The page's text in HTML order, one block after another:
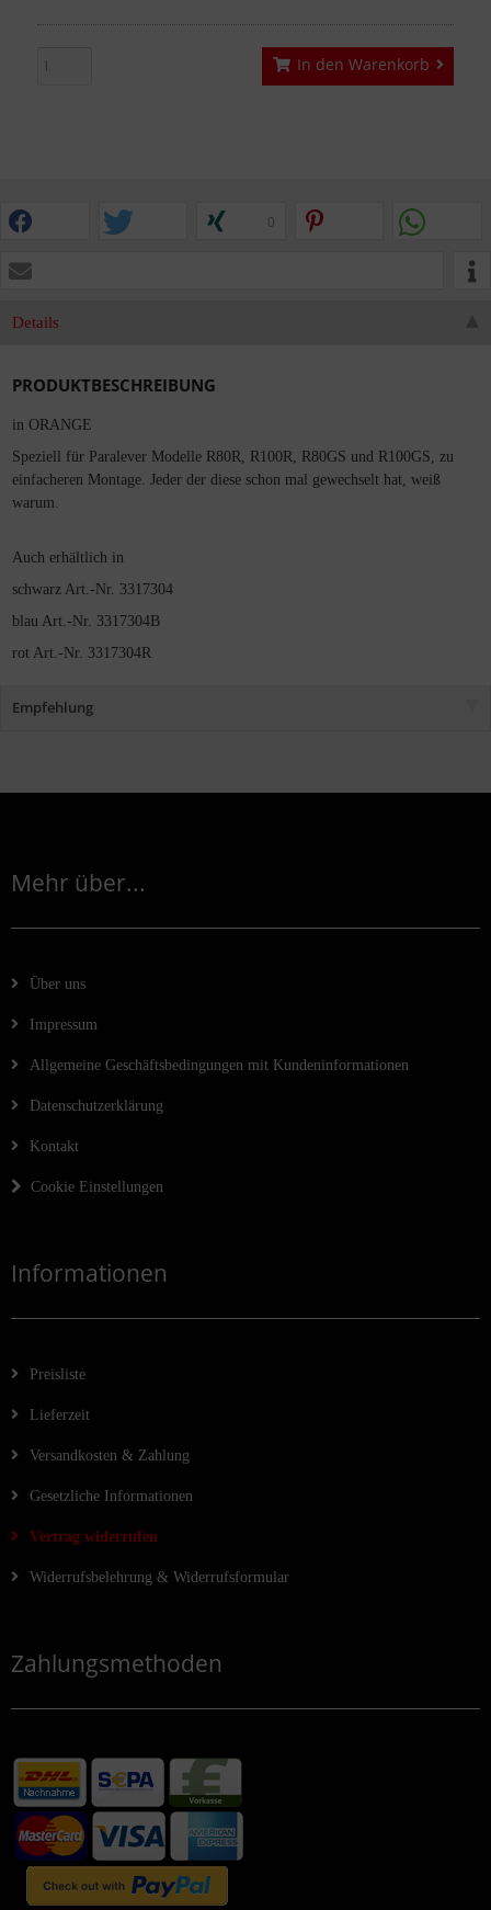
In den Warenkorb
0
Details
PRODUKTBESCHREIBUNG
in ORANGE
Speziell für Paralever Modelle R80R, R100R, R80GS und R100GS, zu
einfacheren Montage. Jeder der diese schon mal gewechselt hat, weiß
warum.
Auch erhältlich in
schwarz Art.-Nr. 3317304
blau Art.-Nr. 3317304B
rot Art.-Nr. 3317304R
Empfehlung
Mehr über...
Über uns
Impressum
Allgemeine Geschäftsbedingungen mit Kundeninformationen
Datenschutzerklärung
Kontakt
Cookie Einstellungen
Informationen
Preisliste
Lieferzeit
Versandkosten & Zahlung
Gesetzliche Informationen
Vertrag widerrufen
Widerrufsbelehrung & Widerrufsformular
Zahlungsmethoden